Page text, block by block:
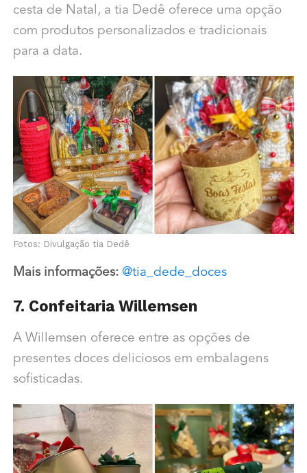
cesta de Natal, a tia Dedê oferece uma opção
com produtos personalizados e tradicionais
para a data.
Fotos: Divulgação tia Dedê
Mais informações: @tia_dede_doces
7. Confeitaria Willemsen
A Willemsen oferece entre as opções de
presentes doces deliciosos em embalagens
sofisticadas.